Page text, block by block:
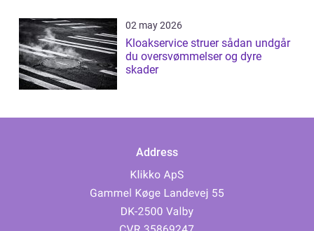
02 may 2026
Kloakservice struer sådan undgår
du oversvømmelser og dyre
skader
Address